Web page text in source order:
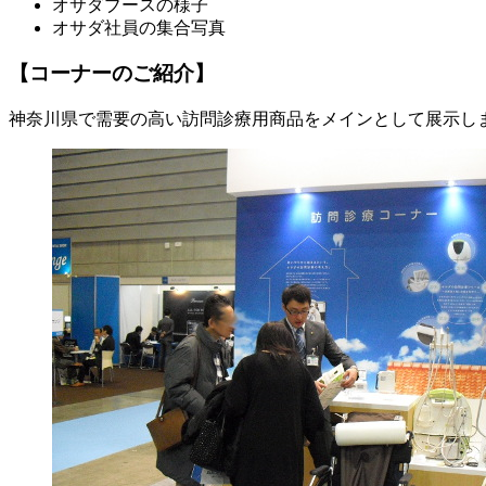
オサダブースの様子
オサダ社員の集合写真
【コーナーのご紹介】
神奈川県で需要の高い訪問診療用商品をメインとして展示し